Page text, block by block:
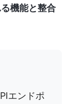
機能と整合
エンドポ